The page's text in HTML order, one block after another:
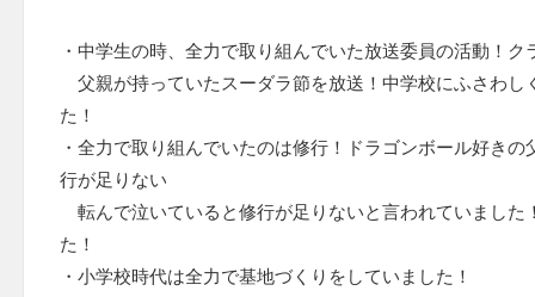
・中学生の時、全力で取り組んでいた放送委員の活動！
父親が持っていたスーダラ節を放送！中学校にふさわし
た！
・全力で取り組んでいたのは修行！ドラゴンボール好き
行が足りない
転んで泣いていると修行が足りないと言われていました
た！
・小学校時代は全力で基地づくりをしていました！